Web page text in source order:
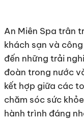
An Miên Spa trân
khách sạn và
đến những trải
đoàn trong nước
kết hợp giữa các
chăm sóc sức
hành trình đáng